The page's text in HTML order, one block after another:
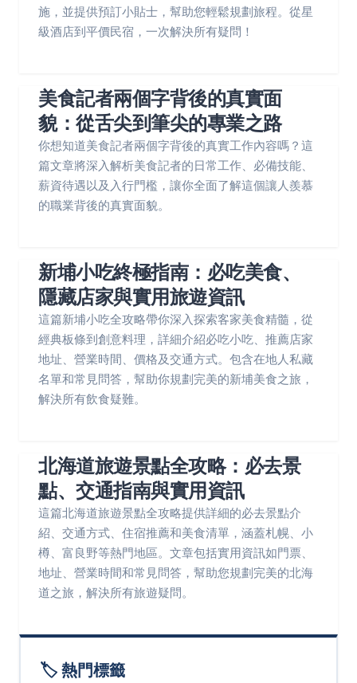
施，並提供預訂小貼士，幫助您輕鬆規劃旅程。從星
級酒店到平價民宿，一次解決所有疑問！
美食記者兩個字背後的真實面
貌：從舌尖到筆尖的專業之路
你想知道美食記者兩個字背後的真實工作內容嗎？這
篇文章將深入解析美食記者的日常工作、必備技能、
薪資待遇以及入行門檻，讓你全面了解這個讓人羨慕
的職業背後的真實面貌。
新埔小吃終極指南：必吃美食、
隱藏店家與實用旅遊資訊
這篇新埔小吃全攻略帶你深入探索客家美食精髓，從
經典板條到創意料理，詳細介紹必吃小吃、推薦店家
地址、營業時間、價格及交通方式。包含在地人私藏
名單和常見問答，幫助你規劃完美的新埔美食之旅，
解決所有飲食疑難。
北海道旅遊景點全攻略：必去景
點、交通指南與實用資訊
這篇北海道旅遊景點全攻略提供詳細的必去景點介
紹、交通方式、住宿推薦和美食清單，涵蓋札幌、小
樽、富良野等熱門地區。文章包括實用資訊如門票、
地址、營業時間和常見問答，幫助您規劃完美的北海
道之旅，解決所有旅遊疑問。
🏷️ 熱門標籤